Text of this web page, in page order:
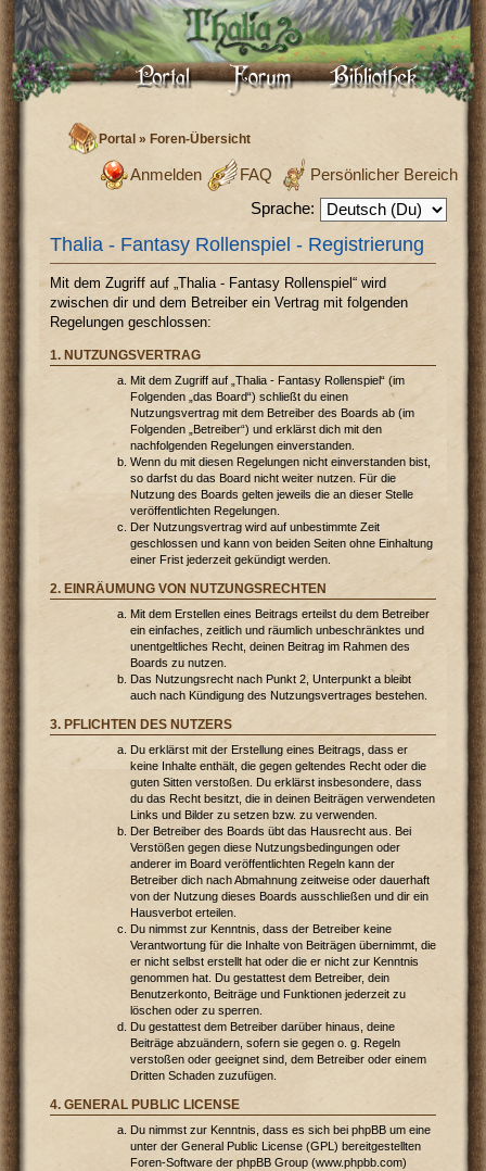
Portal »Foren-Übersicht
Persönlicher Bereich
FAQ
Anmelden
Sprache:
Thalia - Fantasy Rollenspiel - Registrierung
Mit dem Zugriff auf „Thalia - Fantasy Rollenspiel“ wird
zwischen dir und dem Betreiber ein Vertrag mit folgenden
Regelungen geschlossen:
1. NUTZUNGSVERTRAG
Mit dem Zugriff auf „Thalia - Fantasy Rollenspiel“ (im
Folgenden „das Board“) schließt du einen
Nutzungsvertrag mit dem Betreiber des Boards ab (im
Folgenden „Betreiber“) und erklärst dich mit den
nachfolgenden Regelungen einverstanden.
Wenn du mit diesen Regelungen nicht einverstanden bist,
so darfst du das Board nicht weiter nutzen. Für die
Nutzung des Boards gelten jeweils die an dieser Stelle
veröffentlichten Regelungen.
Der Nutzungsvertrag wird auf unbestimmte Zeit
geschlossen und kann von beiden Seiten ohne Einhaltung
einer Frist jederzeit gekündigt werden.
2. EINRÄUMUNG VON NUTZUNGSRECHTEN
Mit dem Erstellen eines Beitrags erteilst du dem Betreiber
ein einfaches, zeitlich und räumlich unbeschränktes und
unentgeltliches Recht, deinen Beitrag im Rahmen des
Boards zu nutzen.
Das Nutzungsrecht nach Punkt 2, Unterpunkt a bleibt
auch nach Kündigung des Nutzungsvertrages bestehen.
3. PFLICHTEN DES NUTZERS
Du erklärst mit der Erstellung eines Beitrags, dass er
keine Inhalte enthält, die gegen geltendes Recht oder die
guten Sitten verstoßen. Du erklärst insbesondere, dass
du das Recht besitzt, die in deinen Beiträgen verwendeten
Links und Bilder zu setzen bzw. zu verwenden.
Der Betreiber des Boards übt das Hausrecht aus. Bei
Verstößen gegen diese Nutzungsbedingungen oder
anderer im Board veröffentlichten Regeln kann der
Betreiber dich nach Abmahnung zeitweise oder dauerhaft
von der Nutzung dieses Boards ausschließen und dir ein
Hausverbot erteilen.
Du nimmst zur Kenntnis, dass der Betreiber keine
Verantwortung für die Inhalte von Beiträgen übernimmt, die
er nicht selbst erstellt hat oder die er nicht zur Kenntnis
genommen hat. Du gestattest dem Betreiber, dein
Benutzerkonto, Beiträge und Funktionen jederzeit zu
löschen oder zu sperren.
Du gestattest dem Betreiber darüber hinaus, deine
Beiträge abzuändern, sofern sie gegen o. g. Regeln
verstoßen oder geeignet sind, dem Betreiber oder einem
Dritten Schaden zuzufügen.
4. GENERAL PUBLIC LICENSE
Du nimmst zur Kenntnis, dass es sich bei phpBB um eine
unter der General Public License (GPL) bereitgestellten
Foren-Software der phpBB Group (www.phpbb.com)